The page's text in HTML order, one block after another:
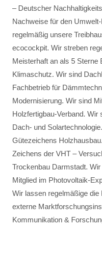
– Deutscher
Nachweise für den
regelmäßig unsere
ecocockpit. Wir streben
Meisterhaft an als 5 Sterne
Klimaschutz. Wir sind
Fachbetrieb für
Modernisierung. Wir sind
Holzfertigbau-Verband. Wir
Dach- und
Gütezeichens
Zeichens der VHT –
Trockenbau Darmstadt.
Mitglied im Photovoltaik-
Wir lassen regelmäßige die
externe
Kommunikation &